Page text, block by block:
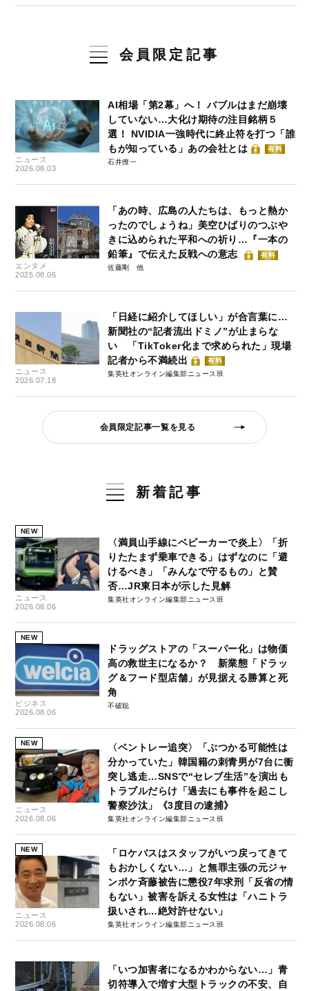
会員限定記事
ニュース
2026.08.03
AI相場「第2幕」へ！ バブルはまだ崩壊
していない…大化け期待の注目銘柄５
選！ NVIDIA一強時代に終止符を打つ「誰
もが知っている」あの会社とは
有料
石井僚一
エンタメ
2025.08.06
「あの時、広島の人たちは、もっと熱か
ったのでしょうね」美空ひばりのつぶや
きに込められた平和への祈り…『一本の
鉛筆』で伝えた反戦への意志
有料
佐藤剛
ニュース
2026.07.18
「日経に紹介してほしい」が合言葉に…
新聞社の“記者流出ドミノ”が止まらな
い 「TikToker化まで求められた」現場
記者から不満続出
有料
集英社オンライン編集部ニュース班
会員限定記事一覧を見る
新着記事
NEW
ニュース
2026.08.06
〈満員山手線にベビーカーで炎上〉「折
りたたまず乗車できる」はずなのに「避
けるべき」「みんなで守るもの」と賛
否…JR東日本が示した見解
集英社オンライン編集部ニュース班
NEW
ビジネス
2026.08.06
ドラッグストアの「スーパー化」は物価
高の救世主になるか？ 新業態「ドラッ
グ＆フード型店舗」が見据える勝算と死
角
不破聡
NEW
ニュース
2026.08.06
〈ベントレー追突〉「ぶつかる可能性は
分かっていた」韓国籍の刺青男が7台に衝
突し逃走…SNSで“セレブ生活”を演出も
トラブルだらけ「過去にも事件を起こし
警察沙汰」《3度目の逮捕》
集英社オンライン編集部ニュース班
NEW
ニュース
2026.08.06
「ロケバスはスタッフがいつ戻ってきて
もおかしくない…」と無罪主張の元ジャ
ンポケ斉藤被告に懲役7年求刑「反省の情
もない」被害を訴える女性は「ハニトラ
扱いされ…絶対許せない」
集英社オンライン編集部ニュース班
「いつ加害者になるかわからない…」青
切符導入で増す大型トラックの不安、自